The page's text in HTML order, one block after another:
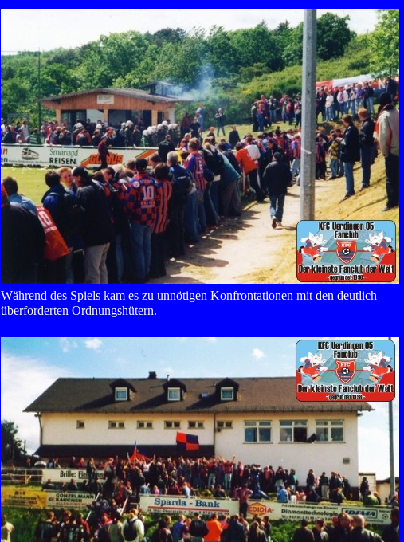
Während des Spiels kam es zu unnötigen Konfrontationen mit den deutlich
überforderten Ordnungshütern.